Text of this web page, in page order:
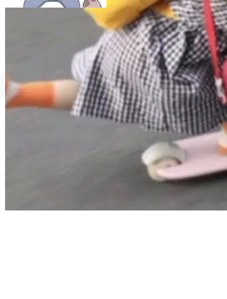
esources/i18n/messages.properties ...
©OSCHINA(OSChina.NET) 京ICP备2025119063号